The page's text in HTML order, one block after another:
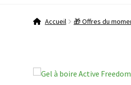
Accueil 🎁 Offres du